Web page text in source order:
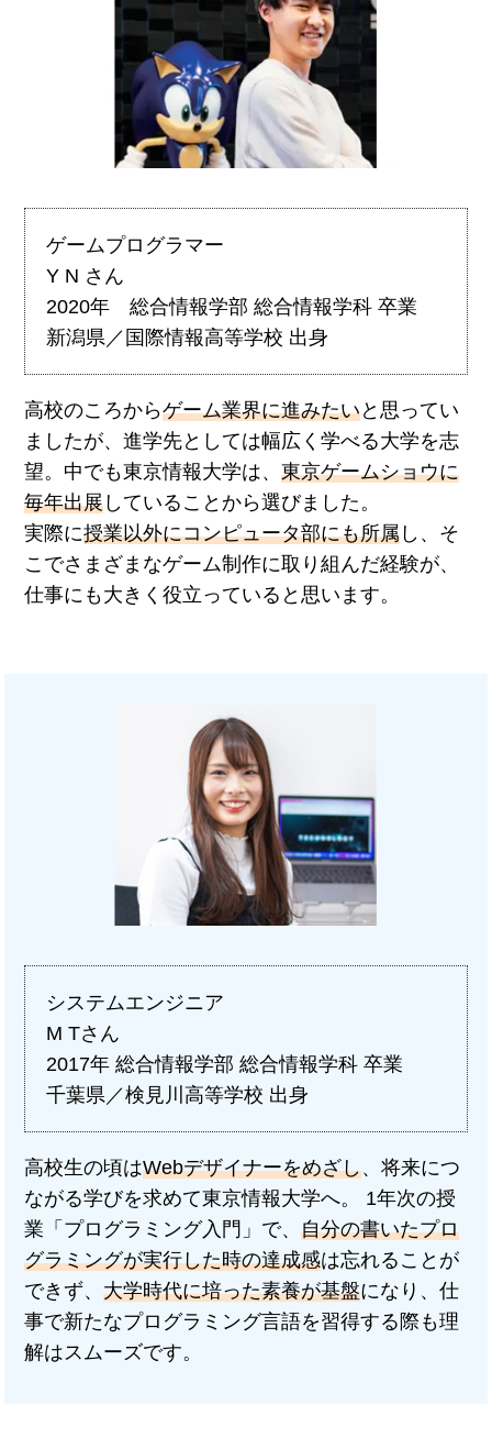
ゲームプログラマー
Y N さん
2020年 総合情報学部 総合情報学科 卒業
新潟県／国際情報高等学校 出身
高校のころからゲーム業界に進みたいと思ってい
ましたが、進学先としては幅広く学べる大学を志
望。中でも東京情報大学は、東京ゲームショウに
毎年出展 していることから選びました。
実際に授業以外にコンピュータ部にも所属 し、そ
こでさまざまなゲーム制作に取り組んだ経験が、
仕事にも大きく役立っていると思います。
システムエンジニア
M Tさん
2017年 総合情報学部 総合情報学科 卒業
千葉県／検見川高等学校 出身
高校生の頃はWebデザイナーをめざし、将来につ
ながる学びを求めて東京情報大学へ。 1年次の授
業「プログラミング入門」で、自分の書いたプロ
グラミングが実行した時の達成感は忘れることが
できず、大学時代に培った素養が基盤になり、仕
事で新たなプログラミング言語を習得する際も理
解はスムーズです。